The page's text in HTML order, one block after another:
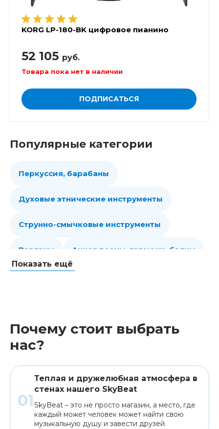
KORG LP-180-BK цифровое пианино
52 105 руб.
Товара пока нет в наличии
ПОДПИСАТЬСЯ
Популярные категории
Перкуссия, барабаны
Духовые этнические инструменты
Струнно-смычковые инструменты
Варганы Аккордеоны, гармони, баяны
Клавишные Сувениры, подарки
Аренда
Показать ещё
Почему стоит выбрать
нас?
Теплая и дружелюбная атмосфера в
стенах нашего SkyBeat
SkyBeat – это не просто магазин, а место, где
каждый может человек может найти свою
музыкальную душу и завести друзей.